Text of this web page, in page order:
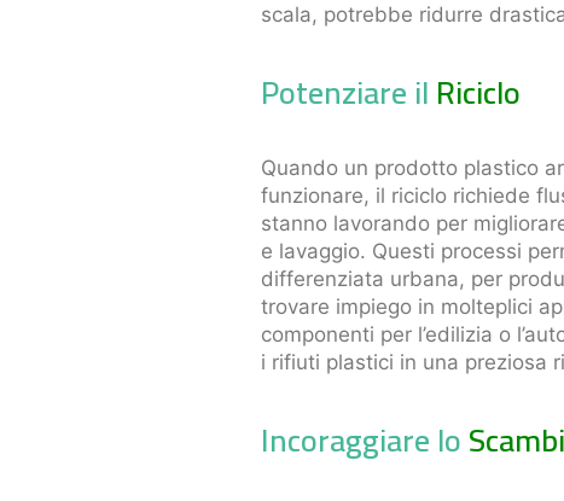
scala, potrebbe ridurre
Potenziare ilRiciclo
Quando un prodotto plastico
funzionare, il riciclo richiede
stanno lavorando per
e lavaggio. Questi processi
differenziata urbana, per
trovare impiego in molteplici
componenti per l’edilizia o
i rifiuti plastici in una preziosa
Incoraggiare lo